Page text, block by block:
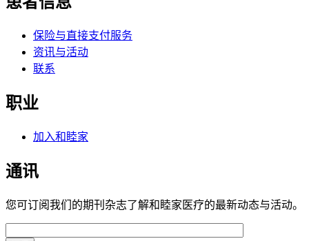
保险与直接支付服务
资讯与活动
联系
职业
加入和睦家
通讯
您可订阅我们的期刊杂志了解和睦家医疗的最新动态与活动。